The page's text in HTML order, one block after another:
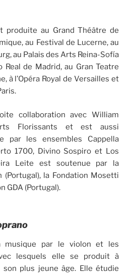
produite au Grand Théâtre de
au Festival de Lucerne, au
au Palais des Arts Reina-Sofía
Real de Madrid, au Gran Teatre
à l’Opéra Royal de Versailles et
collaboration avec William
Florissants et est aussi
par les ensembles Cappella
1700, Divino Sospiro et Los
Leite est soutenue par la
(Portugal), la Fondation Mosetti
GDA (Portugal).
musique par le violon et les
lesquels elle se produit à
son plus jeune âge. Elle étudie